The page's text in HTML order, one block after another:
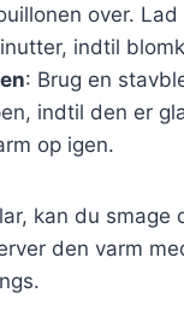
over.
indtil
: Brug en
indtil den er
op igen.
kan du smage
den varm